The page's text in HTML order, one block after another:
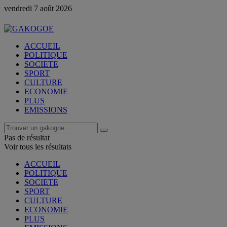
vendredi 7 août 2026
ACCUEIL
POLITIQUE
SOCIETE
SPORT
CULTURE
ECONOMIE
PLUS
EMISSIONS
Pas de résultat
Voir tous les résultats
ACCUEIL
POLITIQUE
SOCIETE
SPORT
CULTURE
ECONOMIE
PLUS